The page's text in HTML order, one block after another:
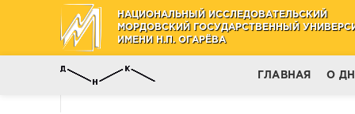
НАЦИОНАЛЬНЫЙ ИССЛЕДОВАТЕЛЬСКИЙ
МОРДОВСКИЙ ГОСУДАРСТВЕННЫЙ
ИМЕНИ Н.П. ОГАРЁВА
ГЛАВНАЯ О